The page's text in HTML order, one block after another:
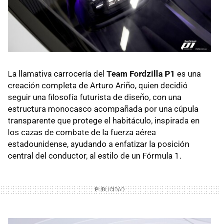
La llamativa carrocería del Team Fordzilla P1 es una
creación completa de Arturo Ariño, quien decidió
seguir una filosofía futurista de diseño, con una
estructura monocasco acompañada por una cúpula
transparente que protege el habitáculo, inspirada en
los cazas de combate de la fuerza aérea
estadounidense, ayudando a enfatizar la posición
central del conductor, al estilo de un Fórmula 1.